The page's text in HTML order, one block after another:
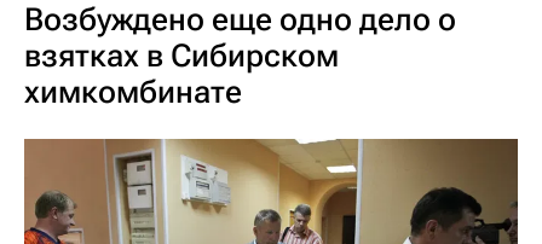
Возбуждено еще одно дело о
взятках в Сибирском
химкомбинате